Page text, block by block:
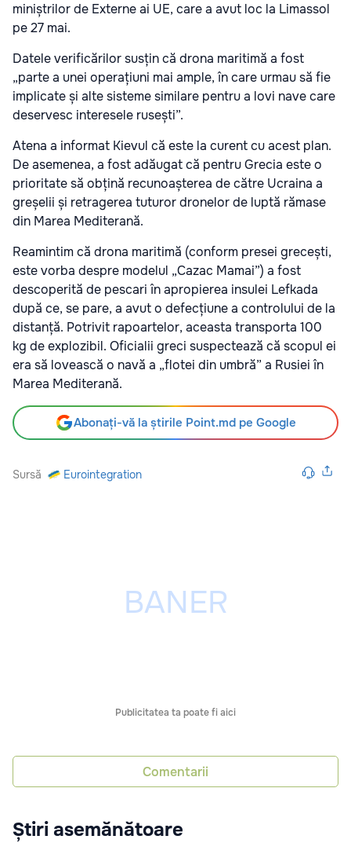
miniștrilor de Externe ai UE, care a avut loc la Limassol
pe 27 mai.
Datele verificărilor susțin că drona maritimă a fost
„parte a unei operațiuni mai ample, în care urmau să fie
implicate și alte sisteme similare pentru a lovi nave care
deservesc interesele rusești”.
Atena a informat Kievul că este la curent cu acest plan.
De asemenea, a fost adăugat că pentru Grecia este o
prioritate să obțină recunoașterea de către Ucraina a
greșelii și retragerea tuturor dronelor de luptă rămase
din Marea Mediterană.
Reamintim că drona maritimă (conform presei grecești,
este vorba despre modelul „Cazac Mamai”) a fost
descoperită de pescari în apropierea insulei Lefkada
după ce, se pare, a avut o defecțiune a controlului de la
distanță. Potrivit rapoartelor, aceasta transporta 100
kg de explozibil. Oficialii greci suspectează că scopul ei
era să lovească o navă a „flotei din umbră” a Rusiei în
Marea Mediterană.
Abonați-vă la știrile Point.md pe Google
Sursă Eurointegration
Publicitatea ta poate fi aici
Comentarii
Știri asemănătoare